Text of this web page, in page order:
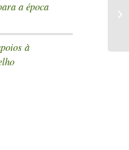
a época
à